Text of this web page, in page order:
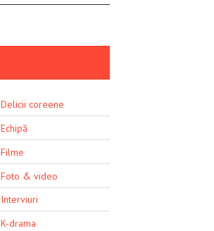
Delicii coreene
Echipă
Filme
Foto & video
Interviuri
K-drama